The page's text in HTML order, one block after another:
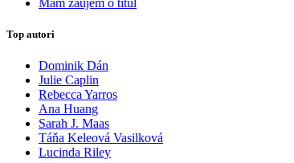
Top autori
Dominik Dán
Julie Caplin
Rebecca Yarros
Ana Huang
Sarah J. Maas
Táňa Keleová Vasilková
Lucinda Riley